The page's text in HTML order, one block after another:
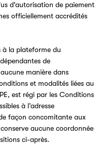
d'autorisation de paiement
officiellement accrédités
à la plateforme du
de
aucune manière dans
et modalités liées au
est régi par les Conditions
à l’adresse
façon concomitante aux
conserve aucune coordonnée
ci-après.